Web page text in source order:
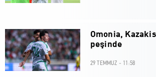
Omonia,
peşinde
29 TEMMUZ - 11:58